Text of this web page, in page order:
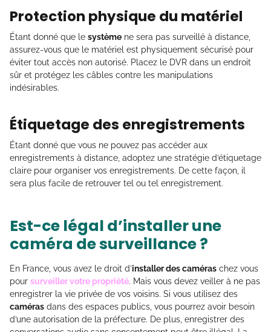
Protection physique du matériel
Étant donné que le système ne sera pas surveillé à distance,
assurez-vous que le matériel est physiquement sécurisé pour
éviter tout accès non autorisé. Placez le DVR dans un endroit
sûr et protégez les câbles contre les manipulations
indésirables.
Étiquetage des enregistrements
Étant donné que vous ne pouvez pas accéder aux
enregistrements à distance, adoptez une stratégie d’étiquetage
claire pour organiser vos enregistrements. De cette façon, il
sera plus facile de retrouver tel ou tel enregistrement.
Est-ce légal d’installer une
caméra de surveillance ?
En France, vous avez le droit d’installer des caméras chez vous
pour surveiller votre propriété. Mais vous devez veiller à ne pas
enregistrer la vie privée de vos voisins. Si vous utilisez des
caméras dans des espaces publics, vous pourrez avoir besoin
d’une autorisation de la préfecture. De plus, enregistrer des